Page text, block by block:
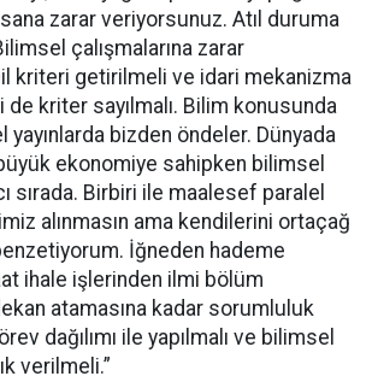
zarar veriyorsunuz. Atıl duruma
çalışmalarına zarar
kriteri getirilmeli ve idari mekanizma
kriter sayılmalı. Bilim konusunda
yayınlarda bizden öndeler. Dünyada
ekonomiye sahipken bilimsel
sırada. Birbiri ile maalesef paralel
alınmasın ama kendilerini ortaçağ
İğneden hademe
ihale işlerinden ilmi bölüm
atamasına kadar sorumluluk
dağılımı ile yapılmalı ve bilimsel
verilmeli.”